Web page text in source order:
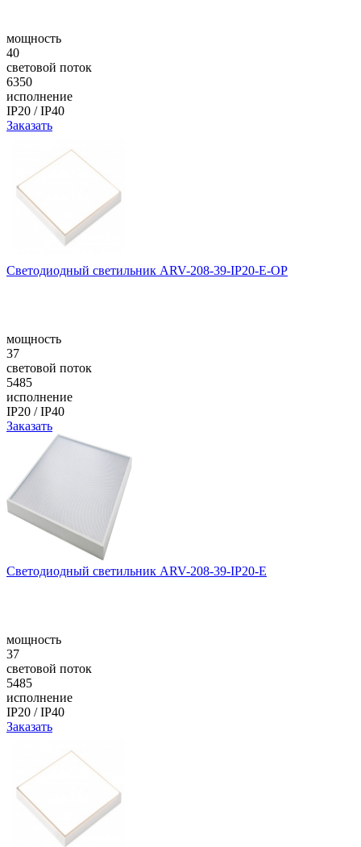
мощность
40
световой поток
6350
исполнение
IP20 / IP40
Заказать
Светодиодный светильник ARV-208-39-IP20-E-OP
мощность
37
световой поток
5485
исполнение
IP20 / IP40
Заказать
Светодиодный светильник ARV-208-39-IP20-E
мощность
37
световой поток
5485
исполнение
IP20 / IP40
Заказать